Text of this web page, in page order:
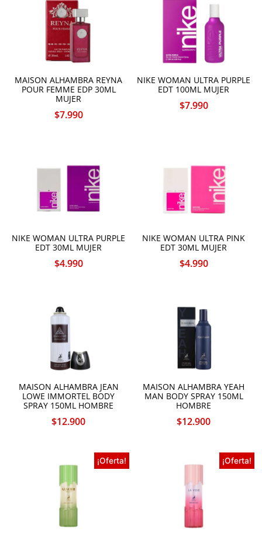
MAISON ALHAMBRA REYNA
POUR FEMME EDP 30ML
MUJER
$7.990
NIKE WOMAN ULTRA PURPLE
EDT 100ML MUJER
$7.990
NIKE WOMAN ULTRA PURPLE
EDT 30ML MUJER
$4.990
NIKE WOMAN ULTRA PINK
EDT 30ML MUJER
$4.990
MAISON ALHAMBRA JEAN
LOWE IMMORTEL BODY
SPRAY 150ML HOMBRE
$12.900
MAISON ALHAMBRA YEAH
MAN BODY SPRAY 150ML
HOMBRE
$12.900
¡Oferta! ¡Oferta!